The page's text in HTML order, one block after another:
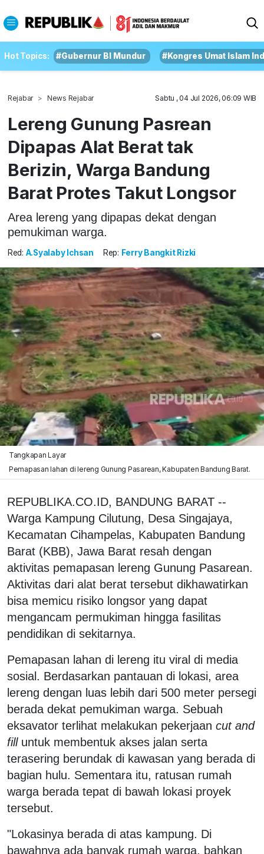
Hot Topics: #Gubernur BI Mundur #Kongres Umat Islam
Rejabar News Rejabar Sabtu , 04 Jul 2026, 06:09 WIB
Lereng Gunung Pasrean
Dipapas Alat Berat tak
Berizin, Warga Bandung
Barat Protes Takut Longsor
Area lereng yang dipapas dekat dengan
pemukiman warga.
Red: A.Syalaby Ichsan Rep: Ferry Bangkit Rizki
Tangkapan Layar
Pemapasan lahan di lereng Gunung Pasarean, Kabupaten Bandung Barat.
REPUBLIKA.CO.ID, BANDUNG BARAT --
Warga Kampung Cilutung, Desa Singajaya,
Kecamatan Cihampelas, Kabupaten Bandung
Barat (KBB), Jawa Barat resah dengan
aktivitas pemapasan lereng Gunung Pasarean.
Aktivitas dari alat berat tersebut dikhawatirkan
bisa memicu risiko longsor yang dapat
mengancam permukiman hingga fasilitas
pendidikan di sekitarnya.
Pemapasan lahan di lereng itu viral di media
sosial. Berdasarkan pantauan di lokasi, area
lereng dengan luas lebih dari 500 meter persegi
berada dekat pemukiman warga. Sebuah
eksavator terlihat melakukan pekerjaan cut and
filluntuk membentuk akses jalan serta
terasering berundak di kawasan yang berada di
bagian hulu. Sementara itu, ratusan rumah
warga berada tepat di bawah lokasi proyek
tersebut.
"Lokasinya berada di atas kampung. Di
bawahnya ada banyak rumah warga, bahkan